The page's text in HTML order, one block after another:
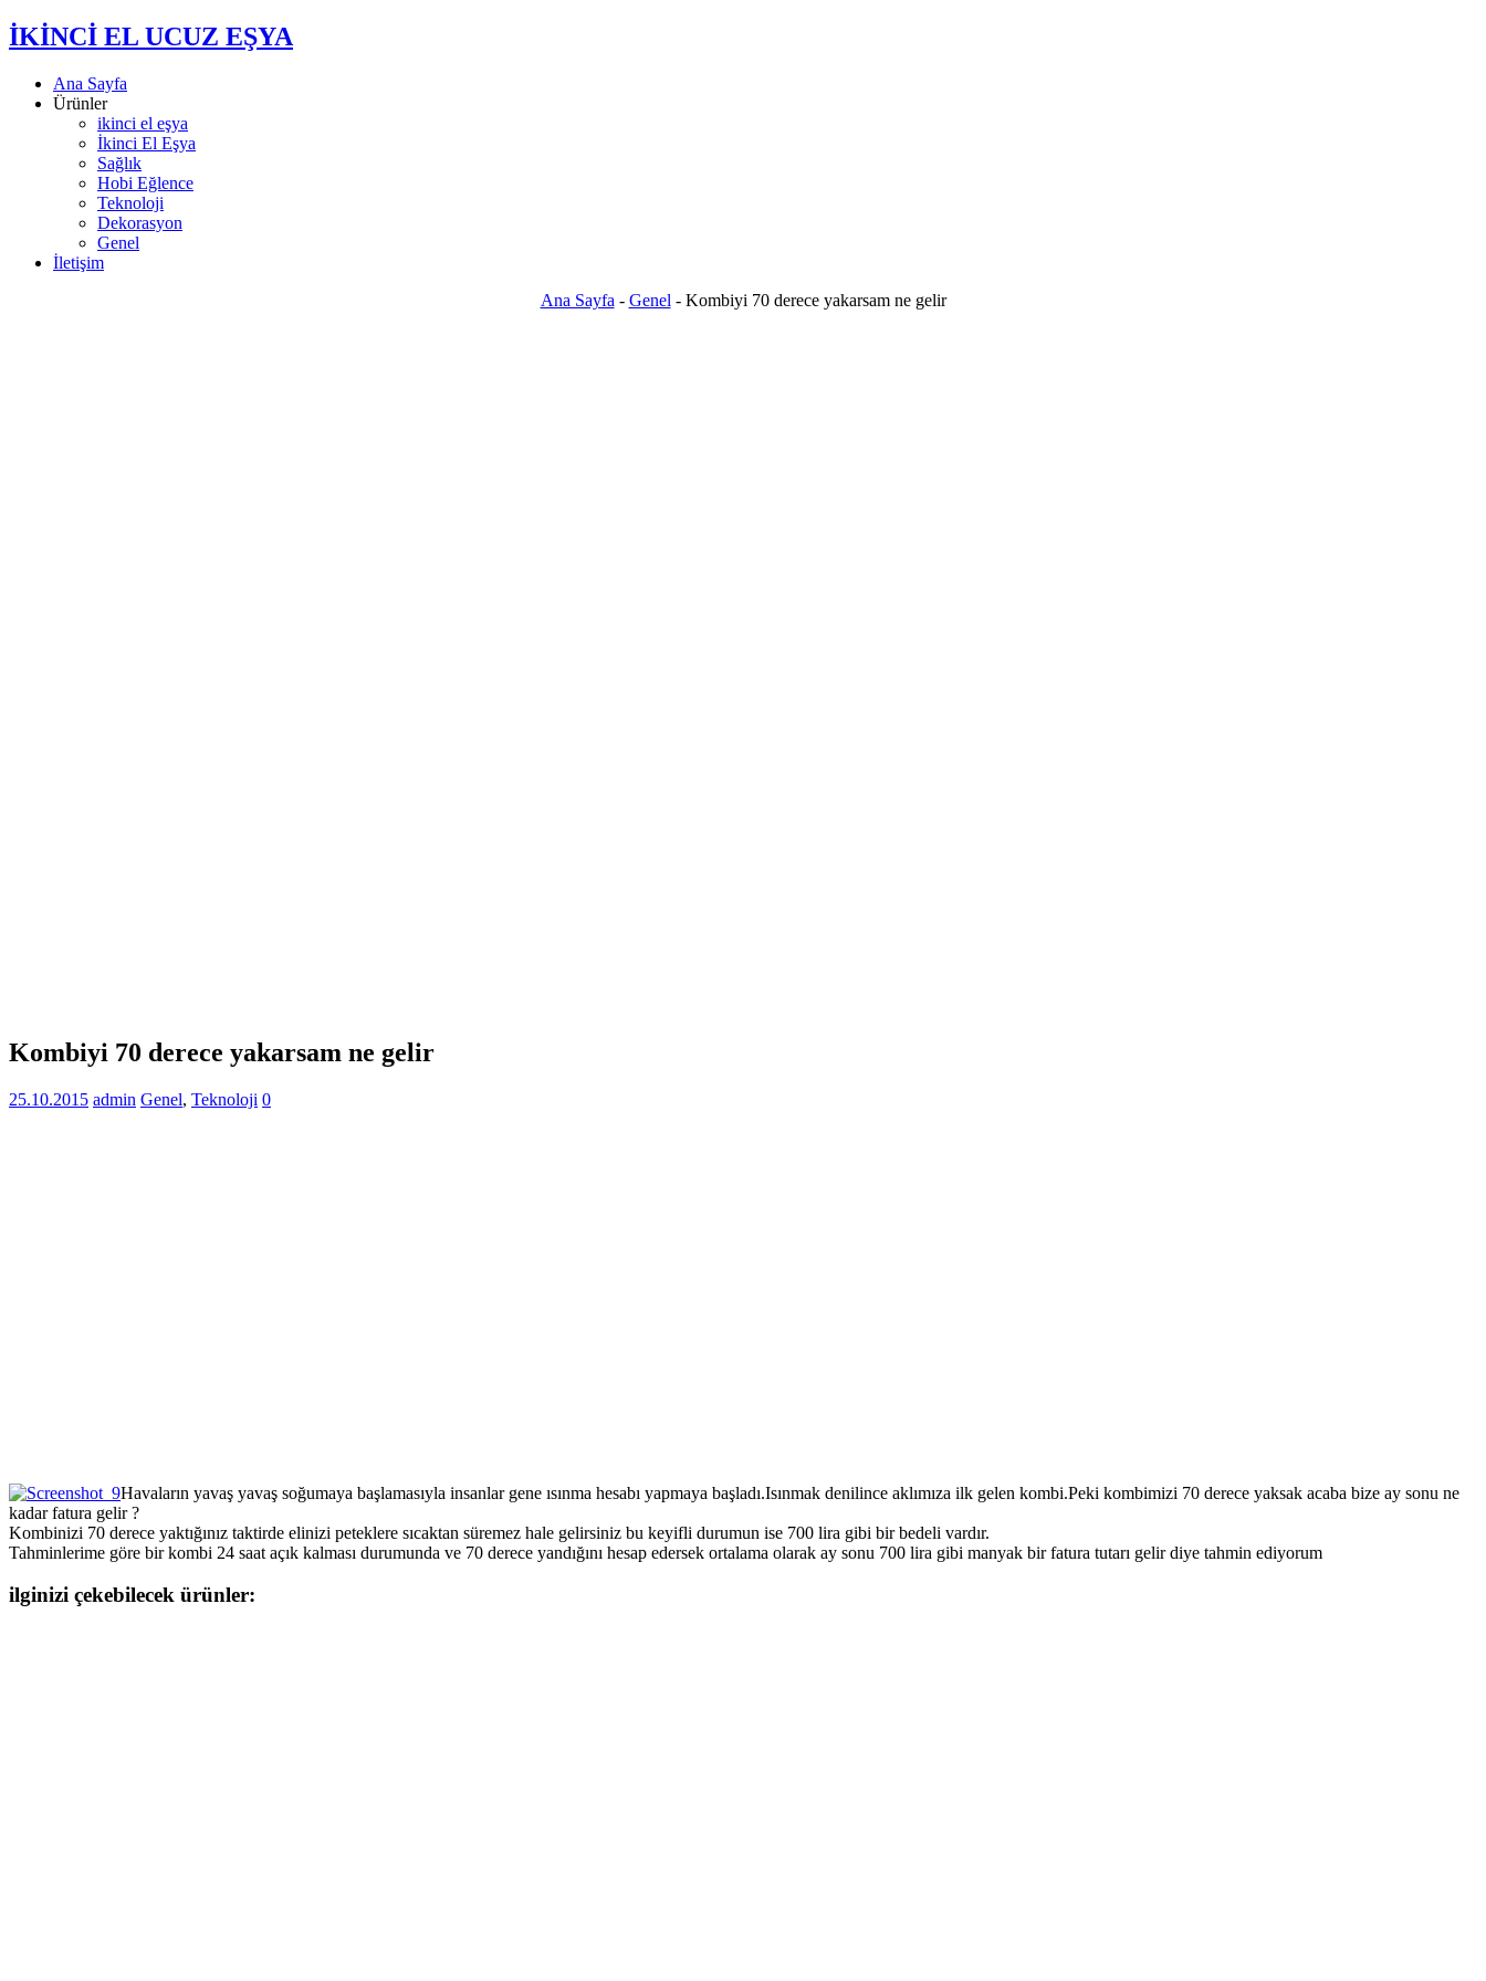
İKİNCİ EL UCUZ EŞYA
Ana Sayfa
Ürünler
ikinci el eşya
İkinci El Eşya
Sağlık
Hobi Eğlence
Teknoloji
Dekorasyon
Genel
İletişim
Ana Sayfa - Genel - Kombiyi 70 derece yakarsam ne gelir
Kombiyi 70 derece yakarsam ne gelir
25.10.2015 admin Genel, Teknoloji 0
Havaların yavaş yavaş soğumaya başlamasıyla insanlar gene ısınma hesabı yapmaya başladı.Isınmak denilince aklımıza ilk gelen kombi.Peki kombimizi 70 derece yaksak acaba bize ay sonu ne
kadar fatura gelir ?
Kombinizi 70 derece yaktığınız taktirde elinizi peteklere sıcaktan süremez hale gelirsiniz bu keyifli durumun ise 700 lira gibi bir bedeli vardır.
Tahminlerime göre bir kombi 24 saat açık kalması durumunda ve 70 derece yandığını hesap edersek ortalama olarak ay sonu 700 lira gibi manyak bir fatura tutarı gelir diye tahmin ediyorum
ilginizi çekebilecek ürünler: